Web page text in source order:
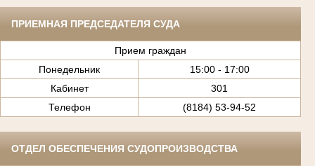
ПРИЕМНАЯ ПРЕДСЕДАТЕЛЯ СУДА
Прием граждан
Понедельник
15:00 - 17:00
Кабинет
301
Телефон
(8184) 53-94-52
ОТДЕЛ ОБЕСПЕЧЕНИЯ СУДОПРОИЗВОДСТВА